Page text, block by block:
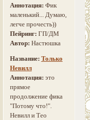
Аннотация: Фик
маленький... Думаю,
легче прочесть))
Пейринг: ГП/ДМ
Автор: Настюшка
Название: Только
Невилл
Аннотация: это
прямое
продолжение фика
"Потому что!".
Невилл и Тео